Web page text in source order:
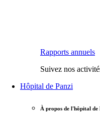
Rapports annuels
Suivez nos
Hôpital de Panzi
À propos de l'hôpital de